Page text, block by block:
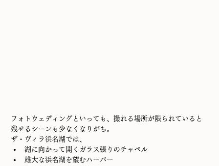
フォトウェディングといっても、撮れる場所が限られていると
残せるシーンも少なくなりがち。
ザ・ヴィラ浜名湖では、
湖に向かって開くガラス張りのチャペル
雄大な浜名湖を望むハーバー